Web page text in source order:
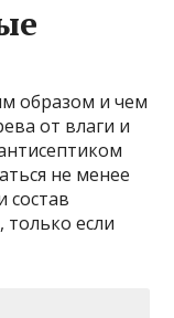
образом и чем
от влаги и
не менее
состав
если